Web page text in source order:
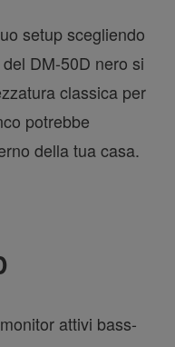
setup scegliendo
DM-50D nero si
classica per
potrebbe
della tua casa.
attivi bass-